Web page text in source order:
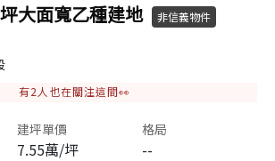
大面寬乙種建地 非信義物件
有2 人也在關注這間👀
建坪單價
7.55萬/坪
格局
--